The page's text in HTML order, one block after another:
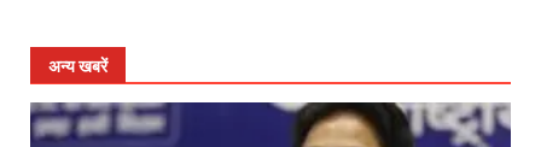
अन्य खबरें